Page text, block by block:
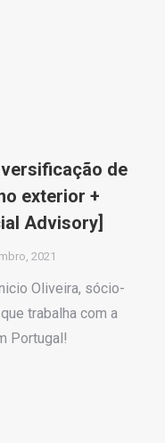
de
exterior +
Advisory]
2021
Oliveira, sócio-
trabalha com a
Portugal!